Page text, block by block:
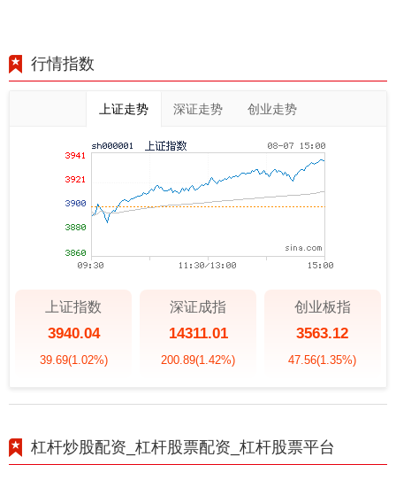
行情指数
上证走势 深证走势 创业走势
上证指数
3940.04
39.69(1.02%)
深证成指
14311.01
200.89(1.42%)
创业板指
3563.12
47.56(1.35%)
杠杆炒股配资_杠杆股票配资_杠杆股票平台